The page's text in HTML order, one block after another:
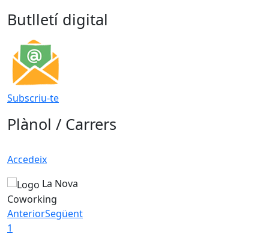
Butlletí digital
Subscriu-te
Plànol / Carrers
Accedeix
La Nova
Coworking
AnteriorSegüent
1